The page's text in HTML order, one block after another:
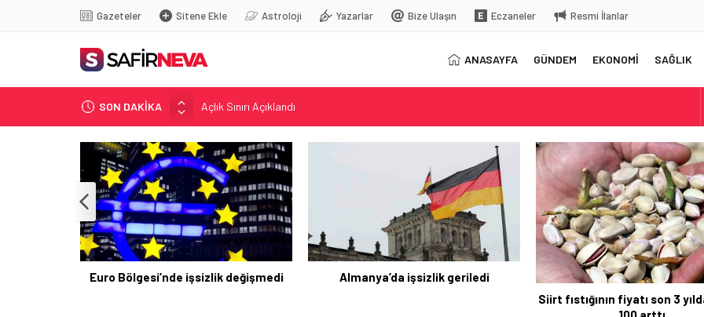
Gazeteler Sitene Ekle Astroloji Yazarlar Bize Ulaşın Eczaneler Resmi İlanlar
ANASAYFA GÜNDEM EKONOMİ SAĞLIK
SON DAKİKA
Öğretmenlere Kötü Haber
FETÖ’nün kritik ismi tutuklandı
Son dakika… İstanbul’da trafik felç
Yunanistan Başbakanı Çipras Türkiye’ye gelecek
Açlık Sınırı Açıklandı
Almanya’da işsizlik geriledi
Siirt fıstığının fiyatı son 3 yılda yüzde
AB, 4’üncü çeyrekte